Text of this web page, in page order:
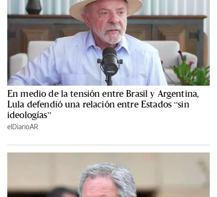
En medio de la tensión entre Brasil y Argentina,
Lula defendió una relación entre Estados “sin
ideologías”
elDiarioAR